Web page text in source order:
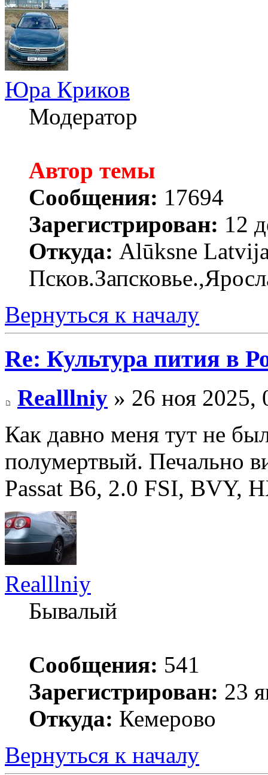
Юра Криков
Модератор
Автор темы
Сообщения: 17694
Зарегистрирован: 12
Откуда: Alūksne
Вернуться к началу
Re: Культура пития в
Realllniy » 26 ноя 2025,
Как давно меня тут не
полумертвый. Печально
Passat B6, 2.0 FSI, BVY,
Realllniy
Бывалый
Сообщения: 541
Зарегистрирован: 23
Откуда: Кемерово
Вернуться к началу